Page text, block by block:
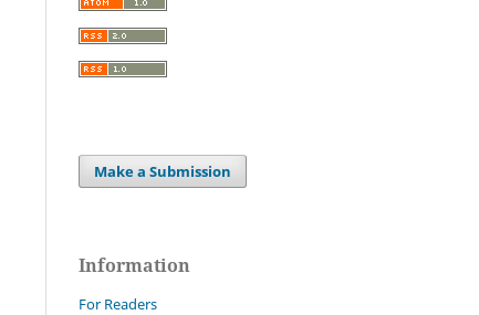
Make a Submission
Information
For Readers